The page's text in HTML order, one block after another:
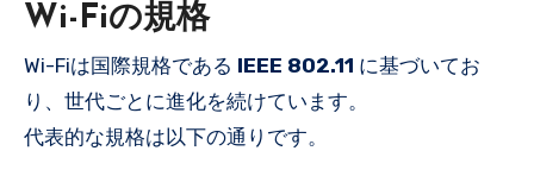
Wi-Fiの規格
Wi-Fiは国際規格である IEEE 802.11 に基づいてお
り、世代ごとに進化を続けています。
代表的な規格は以下の通りです。